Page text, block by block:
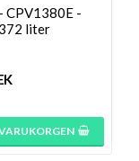
CPV1380E -
liter